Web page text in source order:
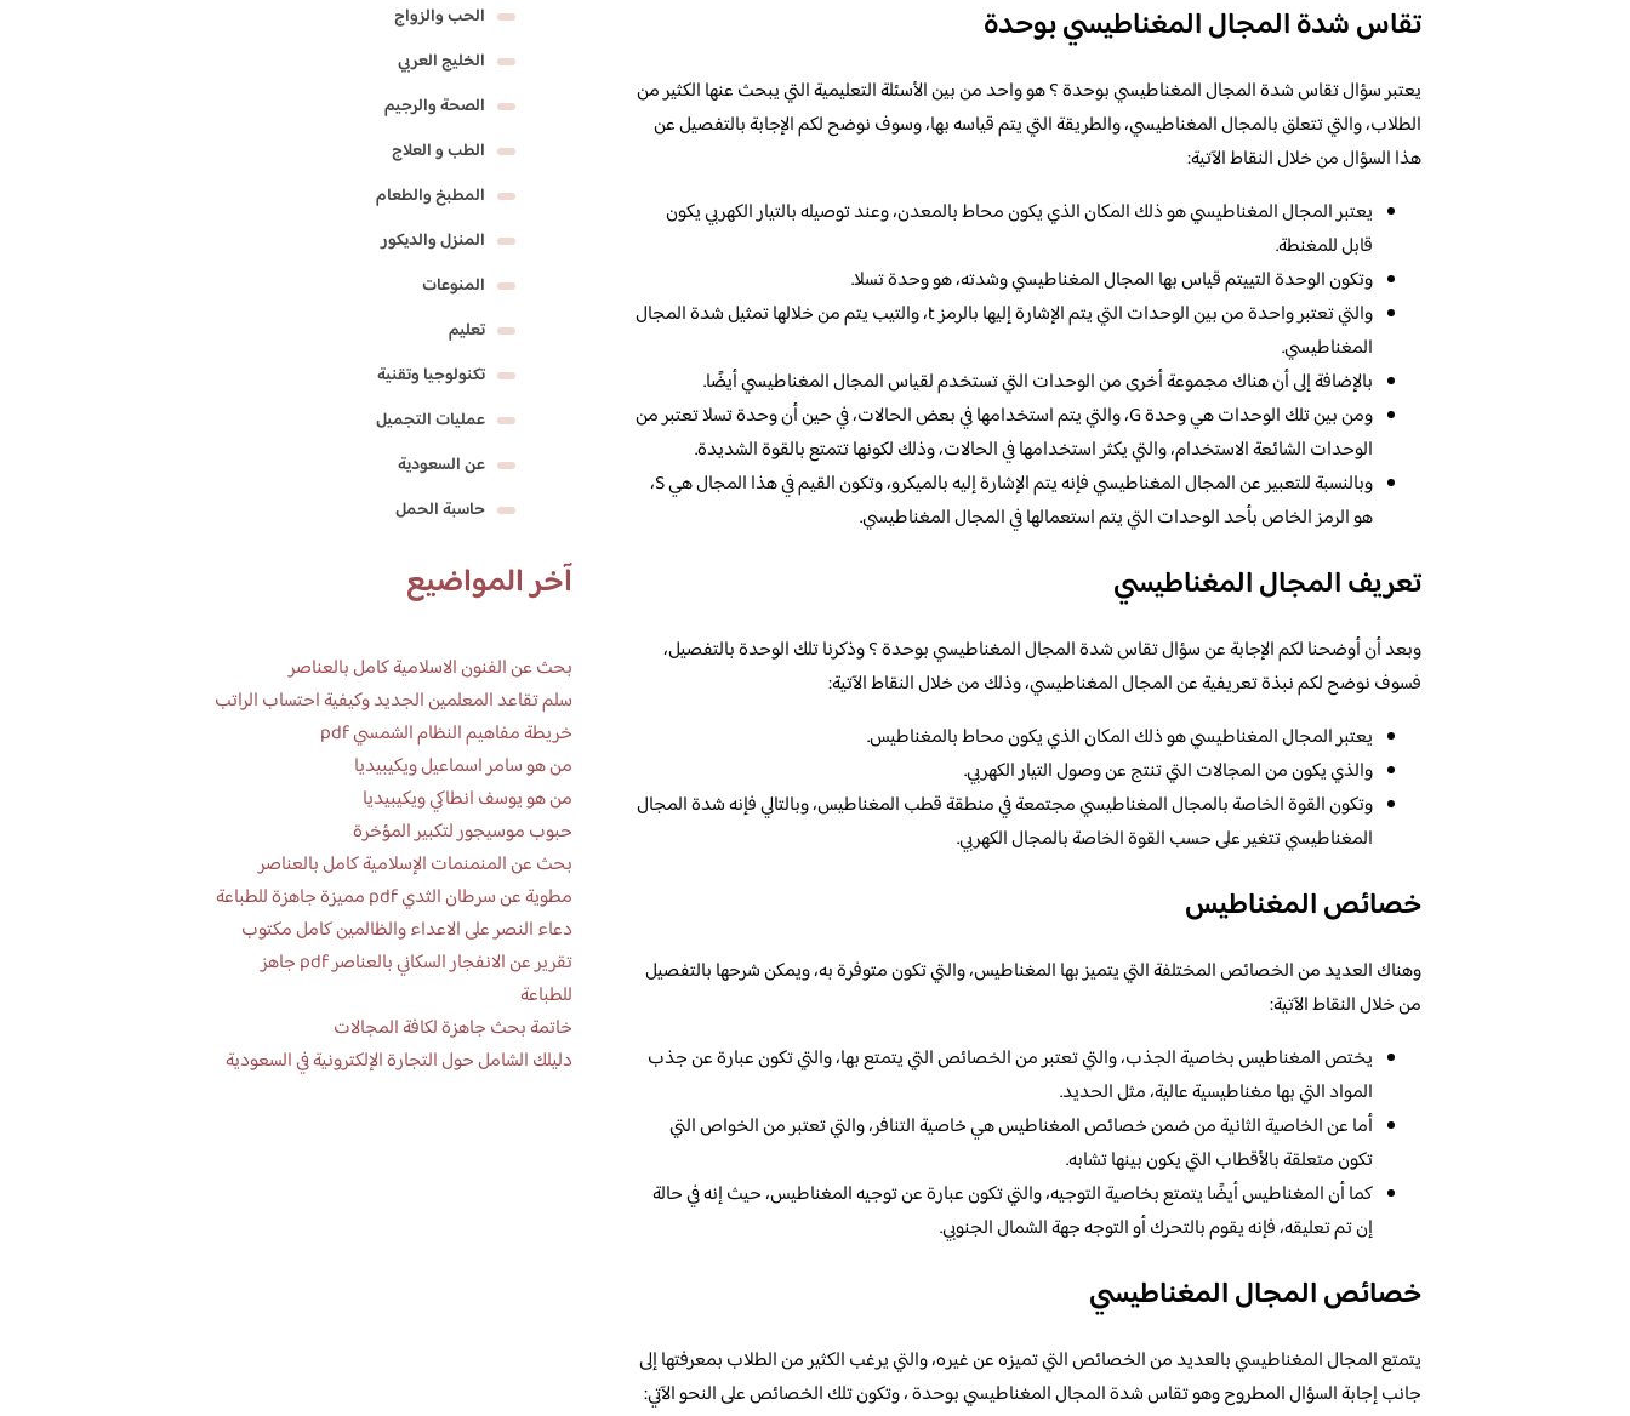
تقاس شدة المجال المغناطيسي بوحدة
يعتبر سؤال تقاس شدة المجال المغناطيسي بوحدة ؟ هو واحد من بين الأسئلة التعليمية التي يبحث عنها الكثير من
الطلاب، والتي تتعلق بالمجال المغناطيسي، والطريقة التي يتم قياسه بها، وسوف نوضح لكم الإجابة بالتفصيل عن
هذا السؤال من خلال النقاط الآتية:
يعتبر المجال المغناطيسي هو ذلك المكان الذي يكون محاط بالمعدن، وعند توصيله بالتيار الكهربي يكون
قابل للمغنطة.
وتكون الوحدة التييتم قياس بها المجال المغناطيسي وشدته، هو وحدة تسلا.
والتي تعتبر واحدة من بين الوحدات التي يتم الإشارة إليها بالرمز t، والتيب يتم من خلالها تمثيل شدة المجال
المغناطيسي.
بالإضافة إلى أن هناك مجموعة أخرى من الوحدات التي تستخدم لقياس المجال المغناطيسي أيضًا.
ومن بين تلك الوحدات هي وحدة G، والتي يتم استخدامها في بعض الحالات، في حين أن وحدة تسلا تعتبر من
الوحدات الشائعة الاستخدام، والتي يكثر استخدامها في الحالات، وذلك لكونها تتمتع بالقوة الشديدة.
وبالنسبة للتعبير عن المجال المغناطيسي فإنه يتم الإشارة إليه بالميكرو، وتكون القيم في هذا المجال هي S،
هو الرمز الخاص بأحد الوحدات التي يتم استعمالها في المجال المغناطيسي.
تعريف المجال المغناطيسي
وبعد أن أوضحنا لكم الإجابة عن سؤال تقاس شدة المجال المغناطيسي بوحدة ؟ وذكرنا تلك الوحدة بالتفصيل،
فسوف نوضح لكم نبذة تعريفية عن المجال المغناطيسي، وذلك من خلال النقاط الآتية:
يعتبر المجال المغناطيسي هو ذلك المكان الذي يكون محاط بالمغناطيس.
والذي يكون من المجالات التي تنتج عن وصول التيار الكهربي.
وتكون القوة الخاصة بالمجال المغناطيسي مجتمعة في منطقة قطب المغناطيس، وبالتالي فإنه شدة المجال
المغناطيسي تتغير على حسب القوة الخاصة بالمجال الكهربي.
خصائص المغناطيس
وهناك العديد من الخصائص المختلفة التي يتميز بها المغناطيس، والتي تكون متوفرة به، ويمكن شرحها بالتفصيل
من خلال النقاط الآتية:
يختص المغناطيس بخاصية الجذب، والتي تعتبر من الخصائص التي يتمتع بها، والتي تكون عبارة عن جذب
المواد التي بها مغناطيسية عالية، مثل الحديد.
أما عن الخاصية الثانية من ضمن خصائص المغناطيس هي خاصية التنافر، والتي تعتبر من الخواص التي
تكون متعلقة بالأقطاب التي يكون بينها تشابه.
كما أن المغناطيس أيضًا يتمتع بخاصية التوجيه، والتي تكون عبارة عن توجيه المغناطيس، حيث إنه في حالة
إن تم تعليقه، فإنه يقوم بالتحرك أو التوجه جهة الشمال الجنوبي.
خصائص المجال المغناطيسي
يتمتع المجال المغناطيسي بالعديد من الخصائص التي تميزه عن غيره، والتي يرغب الكثير من الطلاب بمعرفتها إلى
جانب إجابة السؤال المطروح وهو تقاس شدة المجال المغناطيسي بوحدة ، وتكون تلك الخصائص على النحو الآتي:
الحب والزواج
الخليج العربي
الصحة والرجيم
الطب و العلاج
المطبخ والطعام
المنزل والديكور
المنوعات
تعليم
تكنولوجيا وتقنية
عمليات التجميل
عن السعودية
حاسبة الحمل
آخر المواضيع
بحث عن الفنون الاسلامية كامل بالعناصر
سلم تقاعد المعلمين الجديد وكيفية احتساب الراتب
خريطة مفاهيم النظام الشمسي pdf
من هو سامر اسماعيل ويكيبيديا
من هو يوسف انطاكي ويكيبيديا
حبوب موسيجور لتكبير المؤخرة
بحث عن المنمنمات الإسلامية كامل بالعناصر
مطوية عن سرطان الثدي pdf مميزة جاهزة للطباعة
دعاء النصر على الاعداء والظالمين كامل مكتوب
تقرير عن الانفجار السكاني بالعناصر pdf جاهز
للطباعة
خاتمة بحث جاهزة لكافة المجالات
دليلك الشامل حول التجارة الإلكترونية في السعودية